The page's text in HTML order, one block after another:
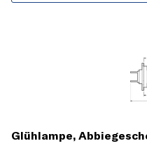
Glühlampe,